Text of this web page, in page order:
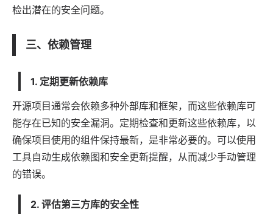
检出潜在的安全问题。
三、依赖管理
1. 定期更新依赖库
开源项目通常会依赖多种外部库和框架，而这些依赖库可
能存在已知的安全漏洞。定期检查和更新这些依赖库，以
确保项目使用的组件保持最新，是非常必要的。可以使用
工具自动生成依赖图和安全更新提醒，从而减少手动管理
的错误。
2. 评估第三方库的安全性